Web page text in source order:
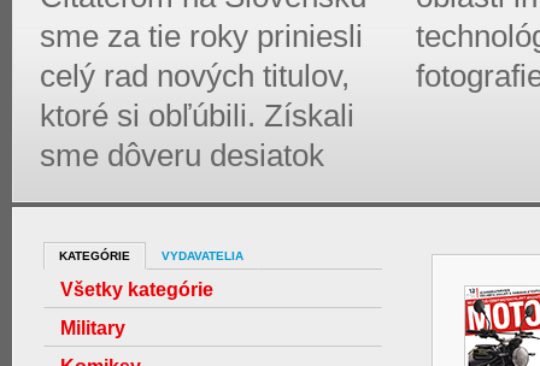
sme za tie roky priniesli
celý rad nových titulov,
ktoré si obľúbili. Získali
sme dôveru desiatok
KATEGÓRIE VYDAVATELIA
Všetky kategórie
Military